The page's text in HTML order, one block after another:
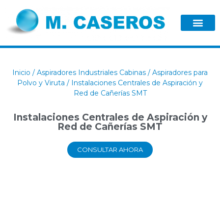
Inicio / Aspiradores Industriales Cabinas / Aspiradores para
Polvo y Viruta / Instalaciones Centrales de Aspiración y
Red de Cañerías SMT
Instalaciones Centrales de Aspiración y
Red de Cañerías SMT
CONSULTAR AHORA